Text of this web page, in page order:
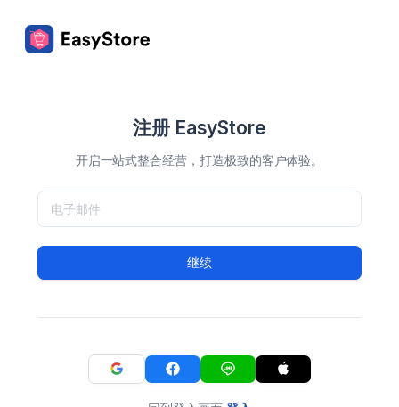
注册 EasyStore
开启一站式整合经营，打造极致的客户体验。
继续